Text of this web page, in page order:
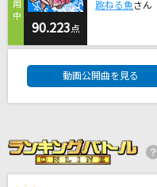
きらり
ルーマー
DAMの
90.223点
跳ねる魚 さん
動画公開曲を見る